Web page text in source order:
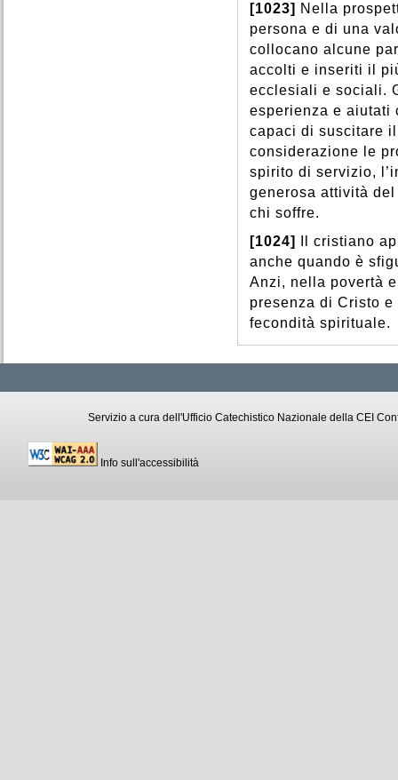
[1023] Nella
persona e di una
collocano alcune
accolti e inseriti il
ecclesiali e sociali.
esperienza e aiutati
capaci di suscitare
considerazione le
spirito di servizio,
generosa attività
chi soffre.
[1024]
Il cristiano
anche quando è
Anzi, nella povertà
presenza di Cristo
fecondità spirituale.
Servizio a cura dell'Ufficio Catechistico Nazionale della CEI
Info sull'accessibilità